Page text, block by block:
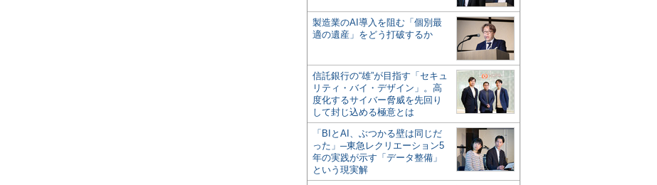
製造業のAI導入を阻む「個別最
適の遺産」をどう打破するか
信託銀行の“雄”が目指す「セキュ
リティ・バイ・デザイン」。高
度化するサイバー脅威を先回り
して封じ込める極意とは
「BIとAI、ぶつかる壁は同じだ
った」─東急レクリエーション5
年の実践が示す「データ整備」
という現実解